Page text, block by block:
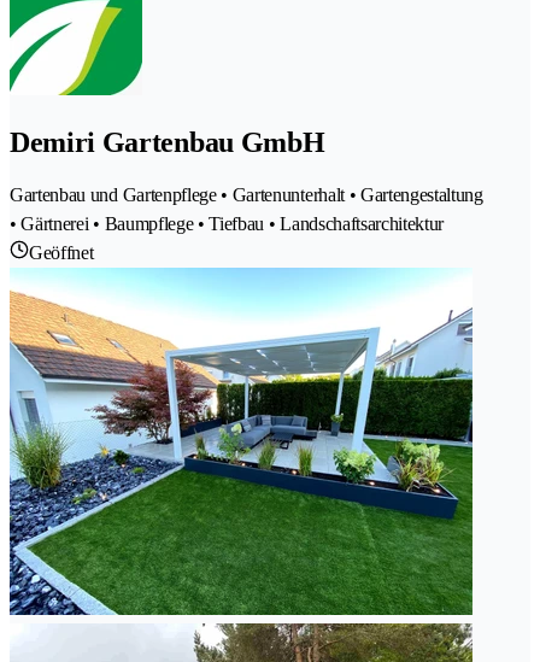
Demiri Gartenbau GmbH
Gartenbau und Gartenpflege • Gartenunterhalt • Gartengestaltung
• Gärtnerei • Baumpflege • Tiefbau • Landschaftsarchitektur
Geöffnet